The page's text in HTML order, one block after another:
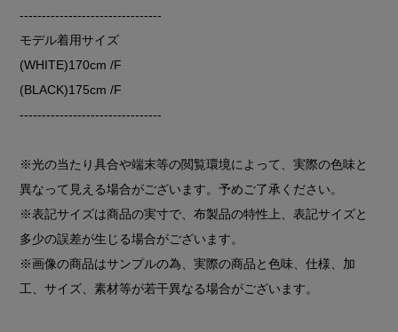
--------------------------------
モデル着用サイズ
(WHITE)170cm /F
(BLACK)175cm /F
--------------------------------
※光の当たり具合や端末等の閲覧環境によって、実際の色味と
異なって見える場合がございます。予めご了承ください。
※表記サイズは商品の実寸で、布製品の特性上、表記サイズと
多少の誤差が生じる場合がございます。
※画像の商品はサンプルの為、実際の商品と色味、仕様、加
工、サイズ、素材等が若干異なる場合がございます。